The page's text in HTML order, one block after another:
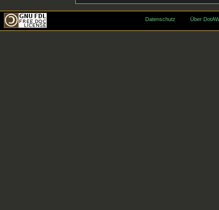
Datenschutz Über